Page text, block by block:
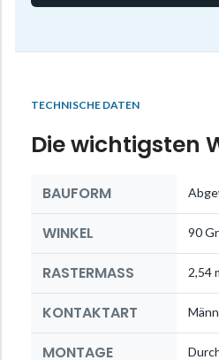
TECHNISCHE DATEN
Die wichtigsten
BAUFORM
WINKEL 90
RASTERMASS 2,54
KONTAKTART
MONTAGE